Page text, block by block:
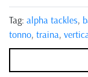
Tag: alpha tackles,
tonno, traina,